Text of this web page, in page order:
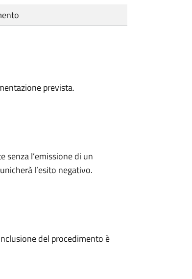
prevista.
l’emissione di un
l’esito negativo.
del procedimento è